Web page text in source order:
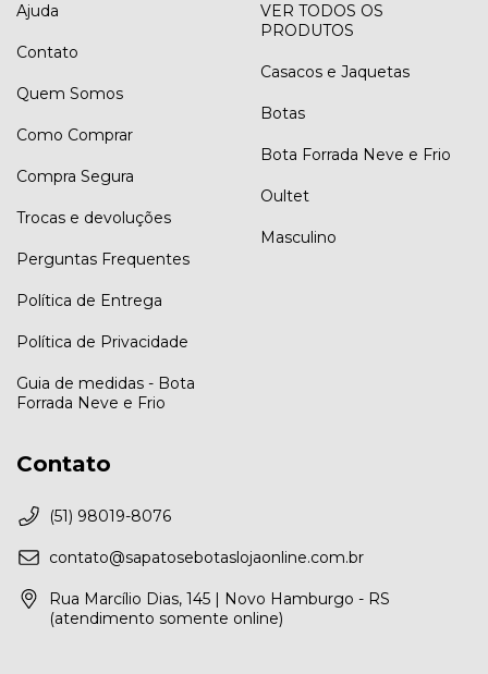
Ajuda
Contato
Quem Somos
Como Comprar
Compra Segura
Trocas e devoluções
Perguntas Frequentes
Política de Entrega
Política de Privacidade
Guia de medidas - Bota
Forrada Neve e Frio
VER TODOS OS
PRODUTOS
Casacos e Jaquetas
Botas
Bota Forrada Neve e Frio
Oultet
Masculino
Contato
(51) 98019-8076
contato@sapatosebotaslojaonline.com.br
Rua Marcílio Dias, 145 | Novo Hamburgo - RS
(atendimento somente online)